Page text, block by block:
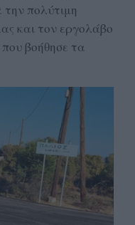
πολύτιμη
και τον εργολάβο
βοήθησε τα